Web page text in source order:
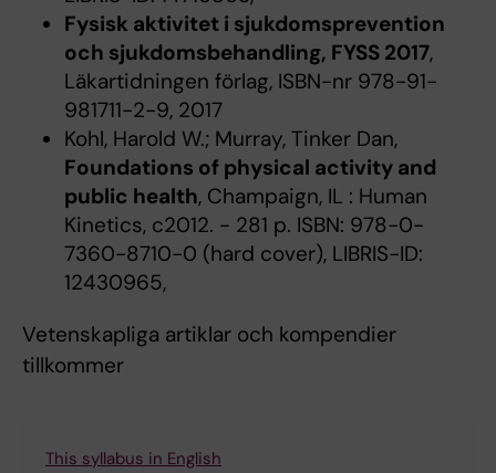
Fysisk aktivitet i sjukdomsprevention
och sjukdomsbehandling, FYSS 2017,
Läkartidningen förlag, ISBN-nr 978-91-
981711-2-9, 2017
Kohl, Harold W.; Murray, Tinker Dan,
Foundations of physical activity and
public health, Champaign, IL : Human
Kinetics, c2012. - 281 p. ISBN: 978-0-
7360-8710-0 (hard cover), LIBRIS-ID:
12430965,
Vetenskapliga artiklar och kompendier
tillkommer
This syllabus in English